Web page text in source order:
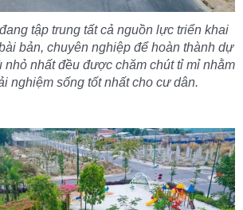
tập trung tất cả nguồn lực triển khai
bản, chuyên nghiệp để hoàn thành dự
nhỏ nhất đều được chăm chút tỉ mỉ nhằm
nghiệm sống tốt nhất cho cư dân.